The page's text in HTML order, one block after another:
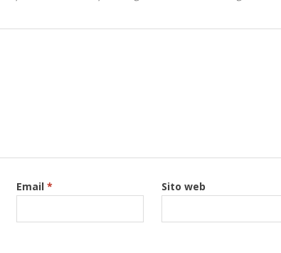
Email *
Sito web